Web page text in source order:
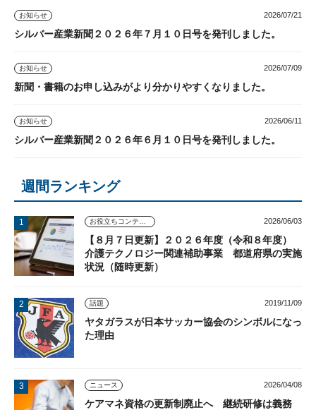
お知らせ 2026/07/21
シルバー産業新聞２０２６年７月１０日号を発刊しました。
お知らせ 2026/07/09
新聞・書籍のお申し込みがより分かりやすくなりました。
お知らせ 2026/06/11
シルバー産業新聞２０２６年６月１０日号を発刊しました。
週間ランキング
2026/06/03
【８月７日更新】２０２６年度（令和８年度）
介護テクノロジー関連補助事業 都道府県の実施
状況（随時更新）
話題 2019/11/09
ヤタガラスが日本サッカー協会のシンボルになっ
た理由
ニュース 2026/04/08
ケアマネ資格の更新制廃止へ 継続研修は義務